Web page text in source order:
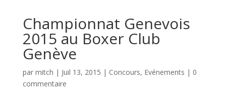
Championnat Genevois
2015 au Boxer Club
Genève
par mitch | Juil 13, 2015 | Concours, Evénements | 0
commentaire